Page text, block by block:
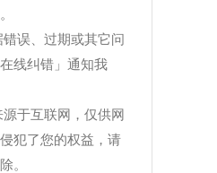
误、过期或其它问
线纠错」通知我
于互联网，仅供网
犯了您的权益，请
。